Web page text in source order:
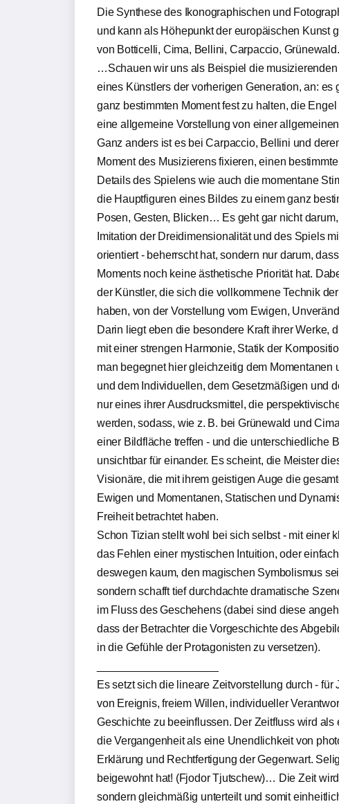
Die Synthese des Ikonographischen und
und kann als Höhepunkt der europäischen Kunst
von Botticelli, Cima, Bellini, Carpaccio, Grünewald.
…Schauen wir uns als Beispiel die
eines Künstlers der vorherigen Generation, an: es
ganz bestimmten Moment fest zu halten, die
eine allgemeine Vorstellung von einer
Ganz anders ist es bei Carpaccio, Bellini und
Moment des Musizierens fixieren, einen
Details des Spielens wie auch die momentane
die Hauptfiguren eines Bildes zu einem ganz
Posen, Gesten, Blicken… Es geht gar nicht
Imitation der Dreidimensionalität und des Spiels
orientiert - beherrscht hat, sondern nur darum,
Moments noch keine ästhetische Priorität hat.
der Künstler, die sich die vollkommene Technik
haben, von der Vorstellung vom Ewigen,
Darin liegt eben die besondere Kraft ihrer Werke,
mit einer strengen Harmonie, Statik der
man begegnet hier gleichzeitig dem Momentanen
und dem Individuellen, dem Gesetzmäßigen und
nur eines ihrer Ausdrucksmittel, die
werden, sodass, wie z. B. bei Grünewald und
einer Bildfläche treffen - und die unterschiedliche
unsichtbar für einander. Es scheint, die Meister
Visionäre, die mit ihrem geistigen Auge die
Ewigen und Momentanen, Statischen und
Freiheit betrachtet haben.
Schon Tizian stellt wohl bei sich selbst - mit einer
das Fehlen einer mystischen Intuition, oder
deswegen kaum, den magischen Symbolismus
sondern schafft tief durchdachte dramatische
im Fluss des Geschehens (dabei sind diese
dass der Betrachter die Vorgeschichte des
in die Gefühle der Protagonisten zu versetzen).
Es setzt sich die lineare Zeitvorstellung durch -
von Ereignis, freiem Willen, individueller
Geschichte zu beeinflussen. Der Zeitfluss wird
die Vergangenheit als eine Unendlichkeit von
Erklärung und Rechtfertigung der Gegenwart.
beigewohnt hat! (Fjodor Tjutschew)… Die Zeit
sondern gleichmäßig unterteilt und somit